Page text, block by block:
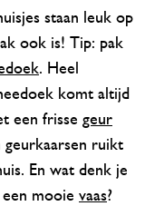
staan leuk op
ook is! Tip: pak
. Heel
komt altijd
een frisse geur
geurkaarsen ruikt
En wat denk je
een mooie vaas?